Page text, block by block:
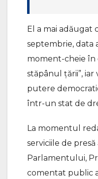
El a mai adăugat
septembrie, data
moment-cheie în
stăpânul țării”,
putere
într-un stat de
La momentul
serviciile de
Parlamentului,
comentat public